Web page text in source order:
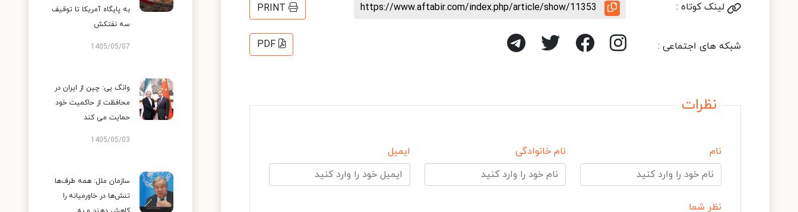
لینک کوتاه : https://www.aftabir.com/index.php/article/show/11353
PRINT
شبکه های اجتماعی : PDF
نظرات
نام نام خانوادگی ایمیل
نظر شما
به پایگاه آمریکا تا توقیف
سه نفتکش
1405/05/07
وانگ یی: چین از ایران در
محافظت از حاکمیت خود
حمایت می کند
1405/05/03
سازمان ملل: همه طرف‌ها
تنش‌ها در خاورمیانه را